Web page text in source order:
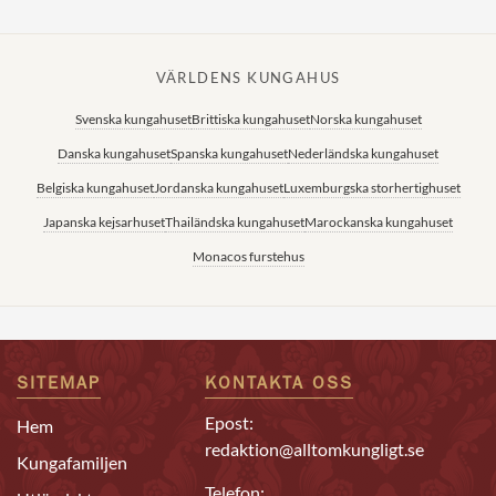
VÄRLDENS KUNGAHUS
Svenska kungahusetBrittiska kungahusetNorska kungahuset
Danska kungahusetSpanska kungahusetNederländska kungahuset
Belgiska kungahusetJordanska kungahusetLuxemburgska storhertighuset
Japanska kejsarhusetThailändska kungahusetMarockanska kungahuset
Monacos furstehus
SITEMAP
Hem
Kungafamiljen
KONTAKTA OSS
Epost:
redaktion@alltomkungligt.se